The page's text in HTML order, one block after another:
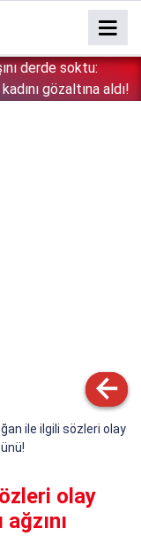
derde soktu:
gözaltına aldı!
ile ilgili sözleri olay
olay